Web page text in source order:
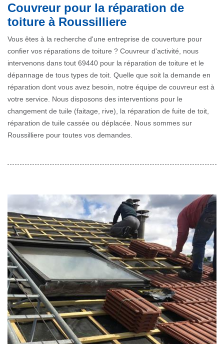
Couvreur pour la réparation de
toiture à Roussilliere
Vous êtes à la recherche d'une entreprise de couverture pour
confier vos réparations de toiture ? Couvreur d'activité, nous
intervenons dans tout 69440 pour la réparation de toiture et le
dépannage de tous types de toit. Quelle que soit la demande en
réparation dont vous avez besoin, notre équipe de couvreur est à
votre service. Nous disposons des interventions pour le
changement de tuile (faitage, rive), la réparation de fuite de toit,
réparation de tuile cassée ou déplacée. Nous sommes sur
Roussilliere pour toutes vos demandes.